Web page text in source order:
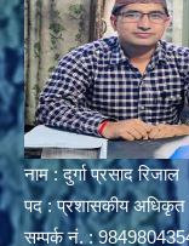
नाम : दुर्गा प्रसाद रिजाल
पद : प्रशासकीय अधिकृत
सम्पर्क नं. :